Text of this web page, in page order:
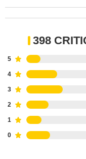
398
5
4
3
2
1
0